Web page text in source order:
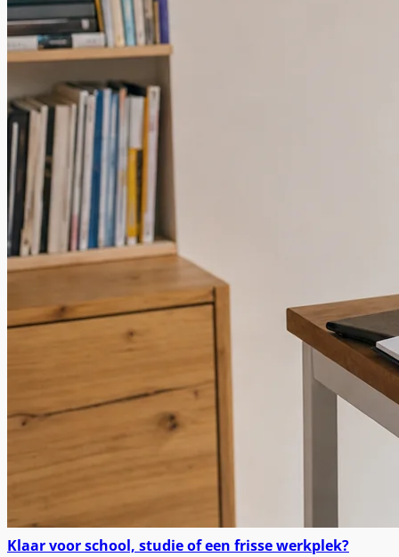
Klaar voor school, studie of een frisse werkplek?